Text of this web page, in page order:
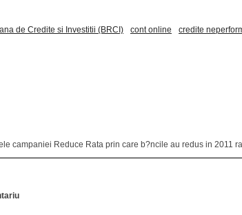
de Credite si Investitii (BRCI) cont online credite
campaniei Reduce Rata prin care b?ncile au redus in 2011